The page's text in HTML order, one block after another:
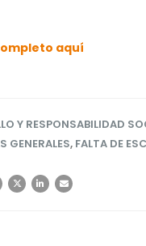
aquí
Y RESPONSABILIDAD
GENERALES, FALTA DE